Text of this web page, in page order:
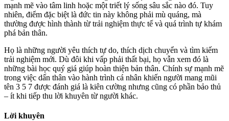
mạnh mẽ vào tâm linh hoặc một triết lý sống sâu sắc nào đó. Tuy
nhiên, điểm đặc biệt là đức tin này không phải mù quáng, mà
thường được hình thành từ trải nghiệm thực tế và quá trình tự khám
phá bản thân.
Họ là những người yêu thích tự do, thích dịch chuyển và tìm kiếm
trải nghiệm mới. Dù đôi khi vấp phải thất bại, họ vẫn xem đó là
những bài học quý giá giúp hoàn thiện bản thân. Chính sự mạnh mẽ
trong việc dấn thân vào hành trình cá nhân khiến người mang mũi
tên 3 5 7 được đánh giá là kiên cường nhưng cũng có phần bảo thủ
– ít khi tiếp thu lời khuyên từ người khác.
Lời khuyên